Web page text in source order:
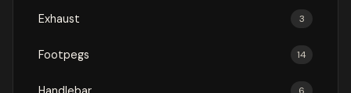
Exhaust 3
Footpegs 14